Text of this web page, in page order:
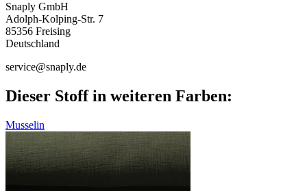
Snaply GmbH
Adolph-Kolping-Str. 7
85356 Freising
Deutschland
service@snaply.de
Dieser Stoff in weiteren Farben:
Musselin